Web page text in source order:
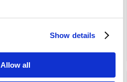
Show details
Allow all
Code produit: 600406